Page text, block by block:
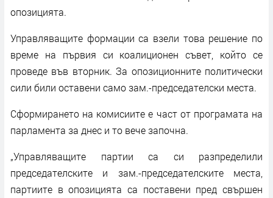
опозицията.
Управляващите формации са взели това решение по
време на първия си коалиционен съвет, който се
проведе във вторник. За опозиционните политически
сили били оставени само зам.-председателски места.
Сформирането на комисиите е част от програмата на
парламента за днес и то вече започна.
„Управляващите партии са си разпределили
председателските и зам.-председателските места,
партиите в опозицията са поставени пред свършен